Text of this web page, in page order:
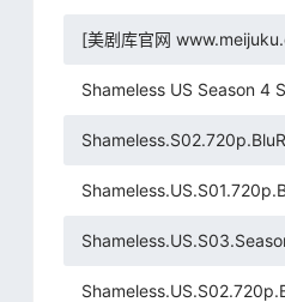
[美剧库官网
Shameless US Season 4